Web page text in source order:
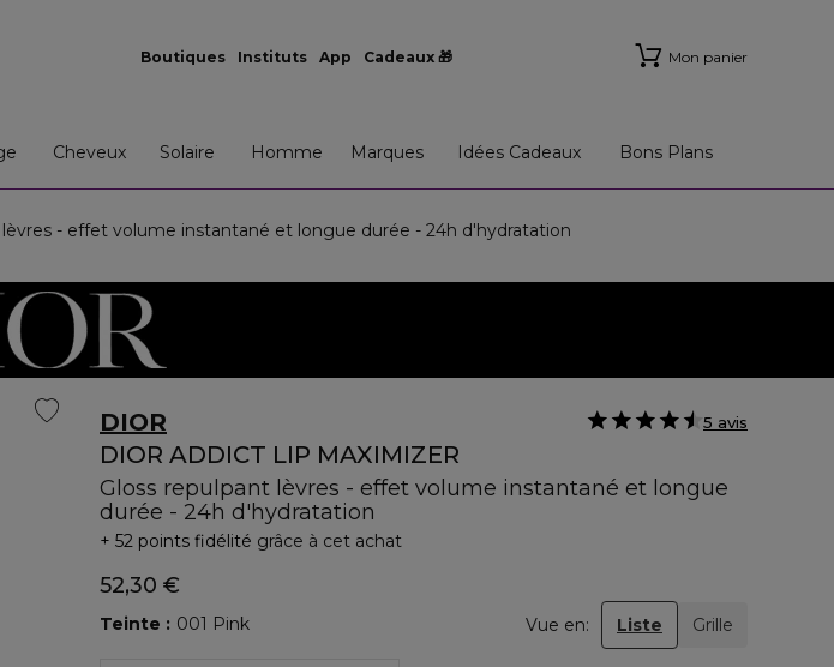
Boutiques Instituts App Cadeaux 🎁 Mon panier
Cheveux Solaire Homme Marques Idées Cadeaux Bons Plans
- effet volume instantané et longue durée - 24h d'hydratation
DIOR
DIOR ADDICT LIP MAXIMIZER
Gloss repulpant lèvres - effet volume instantané et longue
durée - 24h d'hydratation
5 avis
52 points fidélité grâce à cet achat
52,30 €
Teinte 001 Pink Vue en: Liste Grille